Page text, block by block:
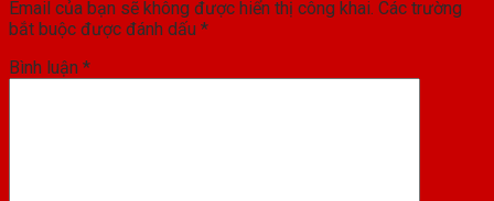
Email của bạn sẽ không được hiển thị công khai. Các trường
bắt buộc được đánh dấu *
Bình luận *